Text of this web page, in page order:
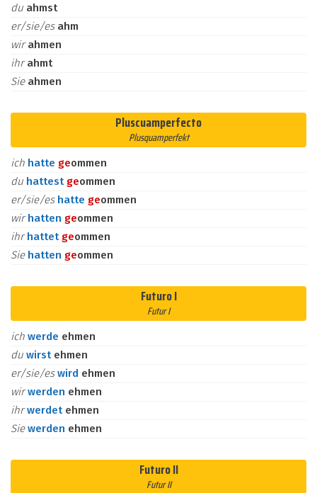
du ahmst
er/sie/es ahm
wirahmen
ihrahmt
Sie ahmen
Pluscuamperfecto
Plusquamperfekt
ich hatte geommen
du hattest geommen
er/sie/es hatte geommen
wirhatten geommen
ihrhattet geommen
Sie hatten geommen
Futuro I
Futur I
ich werde ehmen
du wirst ehmen
er/sie/eswird ehmen
wirwerden ehmen
ihrwerdet ehmen
Siewerden ehmen
Futuro II
Futur II